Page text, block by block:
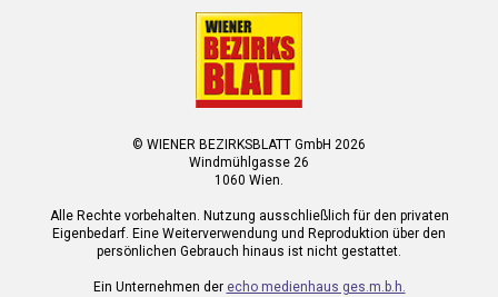
© WIENER BEZIRKSBLATT GmbH 2026
Windmühlgasse 26
1060 Wien.
Alle Rechte vorbehalten. Nutzung ausschließlich für den privaten
Eigenbedarf. Eine Weiterverwendung und Reproduktion über den
persönlichen Gebrauch hinaus ist nicht gestattet.
Ein Unternehmen der echo medienhaus ges.m.b.h.